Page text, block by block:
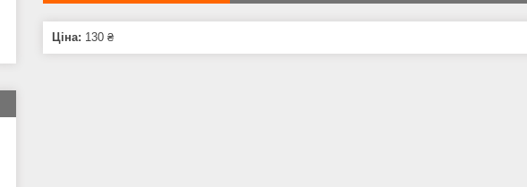
Ціна: 130 ₴